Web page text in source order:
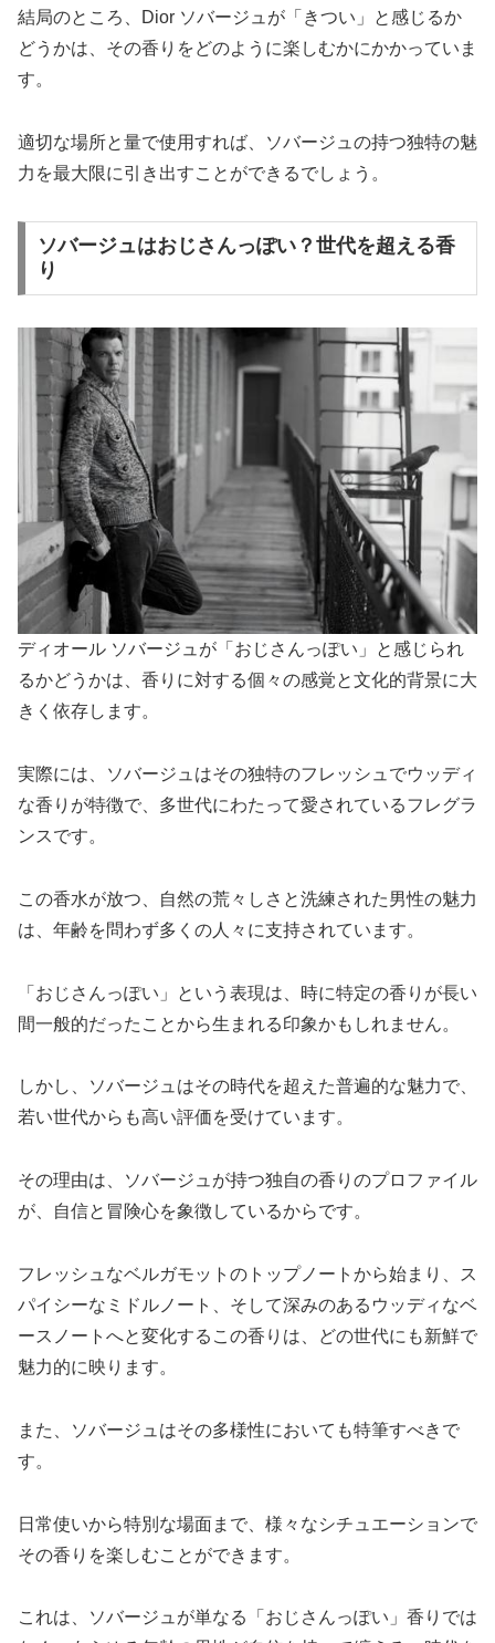
結局のところ、Dior ソバージュが「きつい」と感じるか
どうかは、その香りをどのように楽しむかにかかっていま
す。
適切な場所と量で使用すれば、ソバージュの持つ独特の魅
力を最大限に引き出すことができるでしょう。
ソバージュはおじさんっぽい？世代を超える香
り
ディオール ソバージュが「おじさんっぽい」と感じられ
るかどうかは、香りに対する個々の感覚と文化的背景に大
きく依存します。
実際には、ソバージュはその独特のフレッシュでウッディ
な香りが特徴で、多世代にわたって愛されているフレグラ
ンスです。
この香水が放つ、自然の荒々しさと洗練された男性の魅力
は、年齢を問わず多くの人々に支持されています。
「おじさんっぽい」という表現は、時に特定の香りが長い
間一般的だったことから生まれる印象かもしれません。
しかし、ソバージュはその時代を超えた普遍的な魅力で、
若い世代からも高い評価を受けています。
その理由は、ソバージュが持つ独自の香りのプロファイル
が、自信と冒険心を象徴しているからです。
フレッシュなベルガモットのトップノートから始まり、ス
パイシーなミドルノート、そして深みのあるウッディなベ
ースノートへと変化するこの香りは、どの世代にも新鮮で
魅力的に映ります。
また、ソバージュはその多様性においても特筆すべきで
す。
日常使いから特別な場面まで、様々なシチュエーションで
その香りを楽しむことができます。
これは、ソバージュが単なる「おじさんっぽい」香りでは